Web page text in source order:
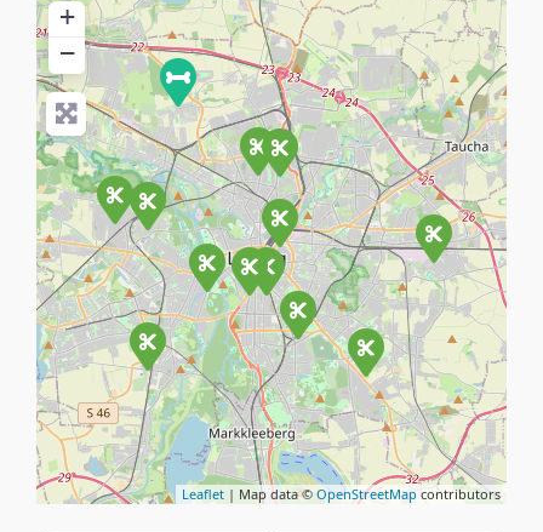
+
−
Leaflet | Map data © OpenStreetMap contributors